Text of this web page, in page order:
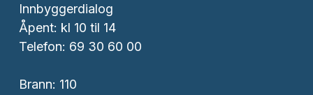
Innbyggerdialog
Åpent: kl 10 til 14
Telefon: 69 30 60 00
Brann: 110